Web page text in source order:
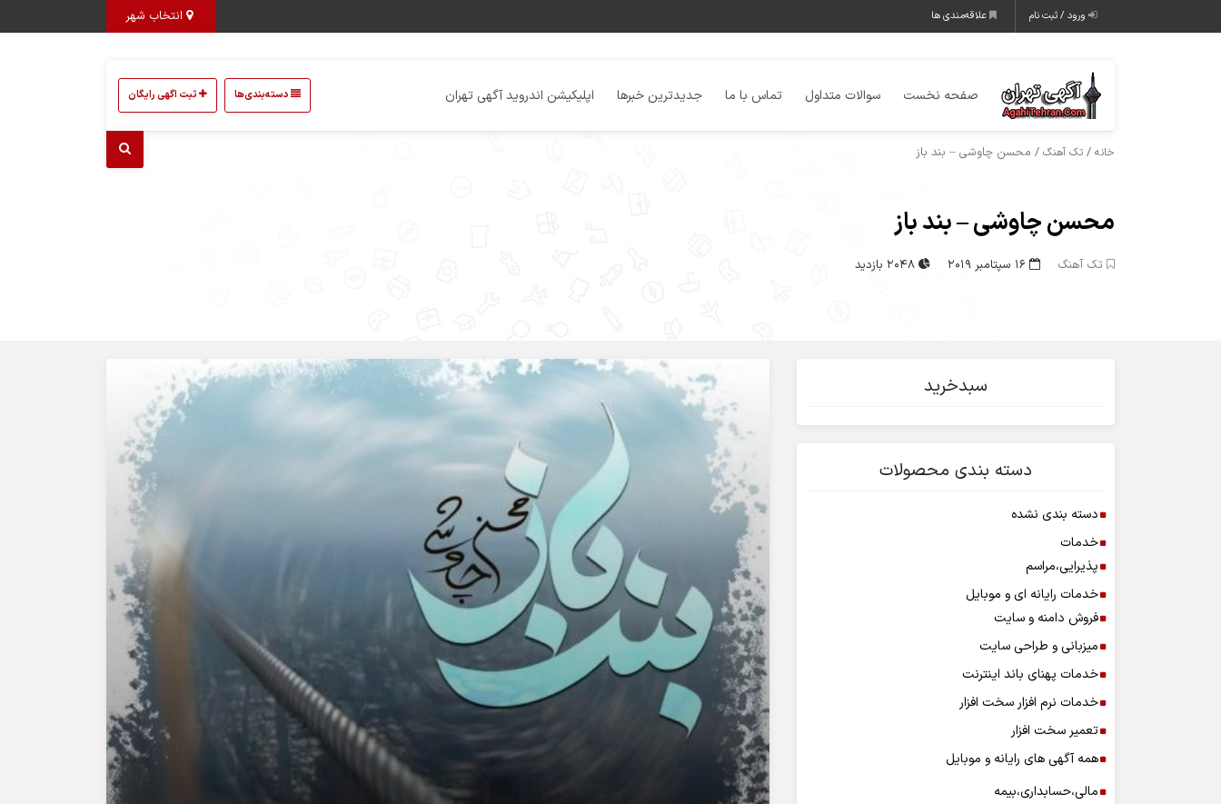
انتخاب شهر ورود / ثبت نام علاقه‌مندی ها
صفحه نخست سوالات متداول تماس با ما جدیدترین خبرها اپلیکیشن اندروید آگهی تهران دسته‌بندی‌ها ثبت اگهی رایگان
خانه / تک آهنگ / محسن چاوشی – بند باز
محسن چاوشی – بند باز
تک آهنگ
سبدخرید
دسته بندی محصولات
دسته بندی نشده
خدمات
پذیرایی،مراسم
خدمات رایانه ای و موبایل
فروش دامنه و سایت
میزبانی و طراحی سایت
خدمات پهنای باند اینترنت
خدمات نرم افزار سخت افزار
تعمیر سخت افزار
همه آگهی های رایانه و موبایل
مالی،حسابداری،بیمه